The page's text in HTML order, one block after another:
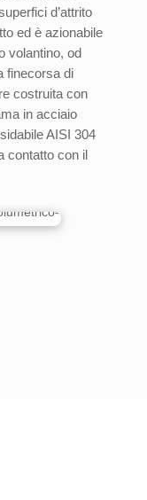
d’attrito
ed è azionabile
volantino, od
finecorsa di
costruita con
in acciaio
AISI 304
contatto con il